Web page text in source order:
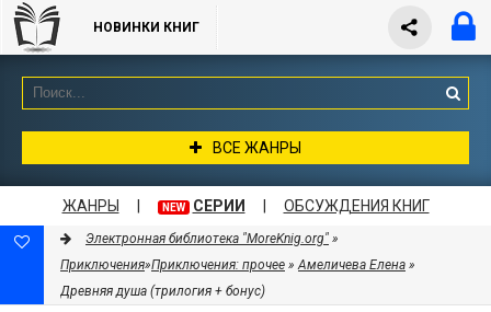
НОВИНКИ КНИГ
ВСЕ ЖАНРЫ
ЖАНРЫ NEW СЕРИИ ОБСУЖДЕНИЯ КНИГ
Электронная библиотека "MoreKnig.org" »
Приключения»Приключения: прочее »Амеличева Елена »
Древняя душа (трилогия + бонус)